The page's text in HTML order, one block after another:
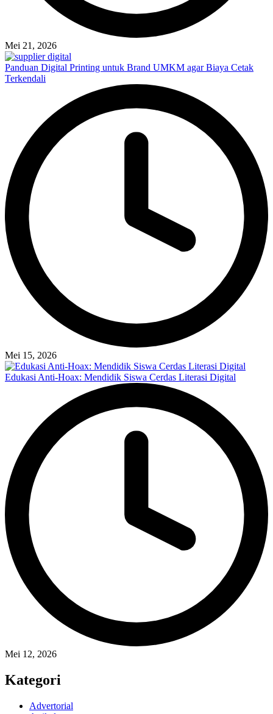
Mei 21, 2026
Panduan Digital Printing untuk Brand UMKM agar Biaya Cetak
Terkendali
Mei 15, 2026
Edukasi Anti-Hoax: Mendidik Siswa Cerdas Literasi Digital
Mei 12, 2026
Kategori
Advertorial